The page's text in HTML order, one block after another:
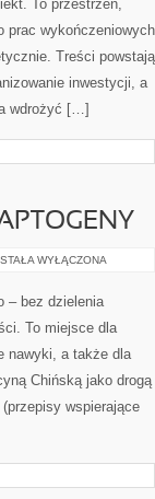
WYŁĄCZONA
które marzą o
własnego miejsca do
istniejący obiekt. To
do prac
o tym, aby krok
dać solidną